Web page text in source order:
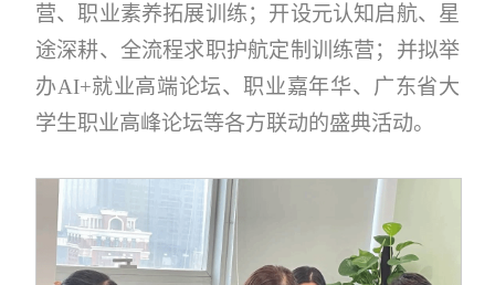
营、职业素养拓展训练；开设元认知启航、星
途深耕、全流程求职护航定制训练营；并拟举
办AI+就业高端论坛、职业嘉年华、广东省大
学生职业高峰论坛等各方联动的盛典活动。